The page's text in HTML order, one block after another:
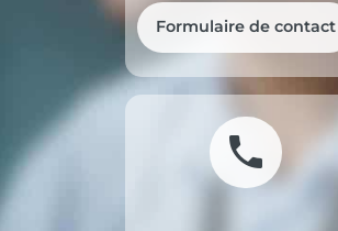
Formulaire de contact
phone